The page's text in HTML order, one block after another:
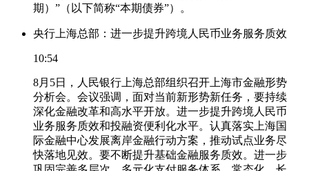
期）”（以下简称“本期债券”）。
央行上海总部：进一步提升跨境人民币业务服务质效
10:54
8月5日，人民银行上海总部组织召开上海市金融形势
分析会。会议强调，面对当前新形势新任务，要持续
深化金融改革和高水平开放。进一步提升跨境人民币
业务服务质效和投融资便利化水平。认真落实上海国
际金融中心发展离岸金融行动方案，推动试点业务尽
快落地见效。要不断提升基础金融服务质效。进一步